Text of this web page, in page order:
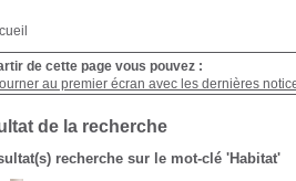
de cette page vous pouvez :
au premier écran avec les dernières
de la recherche
recherche sur le mot-clé 'Habitat'